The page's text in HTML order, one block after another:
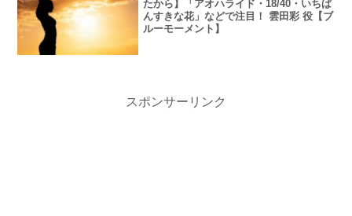
たから】「アオハライド・18/40・いちば
んすきな花」などで注目！ 雲田彩 役【ブ
ルーモーメント】
スポンサーリンク